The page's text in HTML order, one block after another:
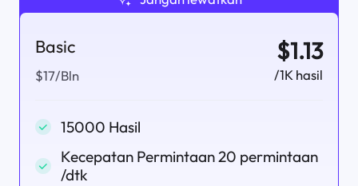
Basic
$17/Bln
$1.13
/1K hasil
15000 Hasil
Kecepatan Permintaan 20 permintaan
/dtk